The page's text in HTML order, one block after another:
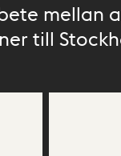
mellan
till